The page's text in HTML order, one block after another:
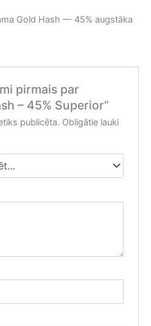
Gold Hash — 45% augstāka
pirmais par
– 45% Superior”
publicēta. Obligātie lauki